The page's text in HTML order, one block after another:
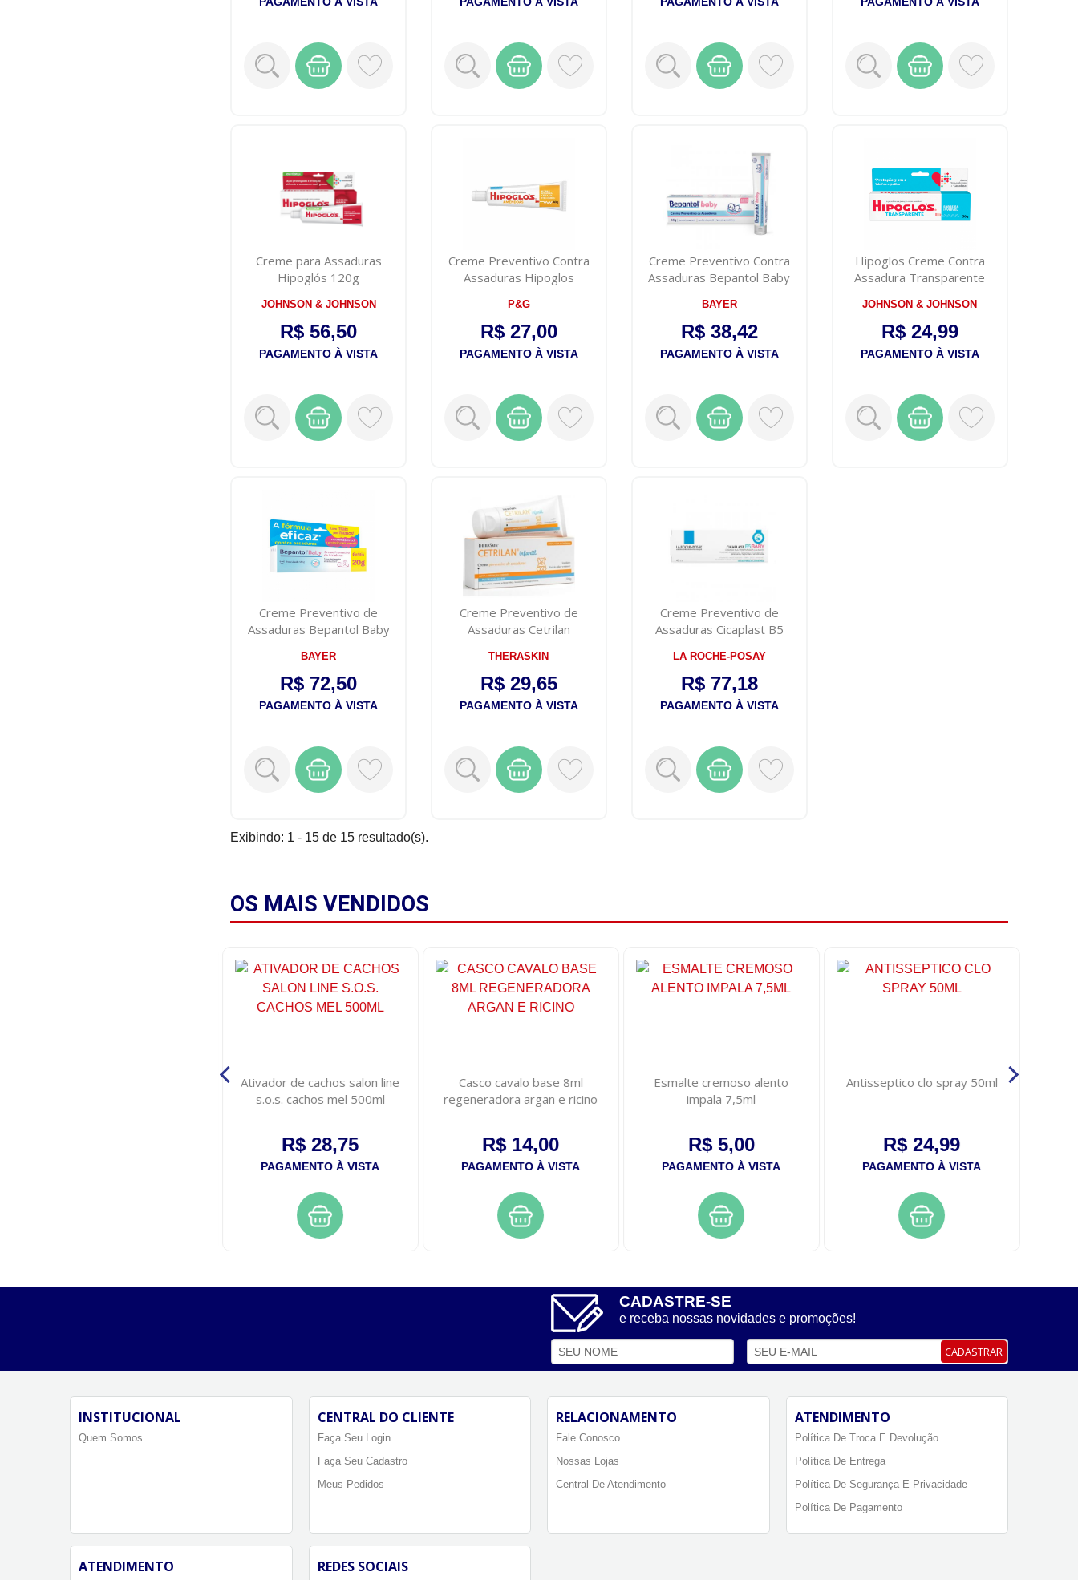
Creme para Assaduras
Hipoglós 120g
JOHNSON & JOHNSON
R$ 56,50
PAGAMENTO À VISTA
Creme Preventivo Contra
Assaduras Hipoglos
P&G
R$ 27,00
PAGAMENTO À VISTA
Creme Preventivo Contra
Assaduras Bepantol Baby
BAYER
R$ 38,42
PAGAMENTO À VISTA
Hipoglos Creme Contra
Assadura Transparente
JOHNSON & JOHNSON
R$ 24,99
PAGAMENTO À VISTA
Creme Preventivo de
Assaduras Bepantol Baby
BAYER
R$ 72,50
PAGAMENTO À VISTA
Creme Preventivo de
Assaduras Cetrilan
THERASKIN
R$ 29,65
PAGAMENTO À VISTA
Creme Preventivo de
Assaduras Cicaplast B5
LA ROCHE-POSAY
R$ 77,18
PAGAMENTO À VISTA
Exibindo: 1 - 15 de 15 resultado(s).
OS MAIS VENDIDOS
Ativador de cachos salon line
s.o.s. cachos mel 500ml
R$ 28,75
PAGAMENTO À VISTA
Casco cavalo base 8ml
regeneradora argan e ricino
R$ 14,00
PAGAMENTO À VISTA
Esmalte cremoso alento
impala 7,5ml
R$ 5,00
PAGAMENTO À VISTA
Antisseptico clo spray 50ml
R$ 24,99
PAGAMENTO À VISTA
CADASTRE-SE
e receba nossas novidades e promoções!
CADASTRAR
INSTITUCIONAL
Quem Somos
CENTRAL DO CLIENTE
Faça Seu Login
Faça Seu Cadastro
Meus Pedidos
RELACIONAMENTO
Fale Conosco
Nossas Lojas
Central De Atendimento
ATENDIMENTO
Política De Troca E Devolução
Política De Entrega
Política De Segurança E Privacidade
Política De Pagamento
ATENDIMENTO REDES SOCIAIS